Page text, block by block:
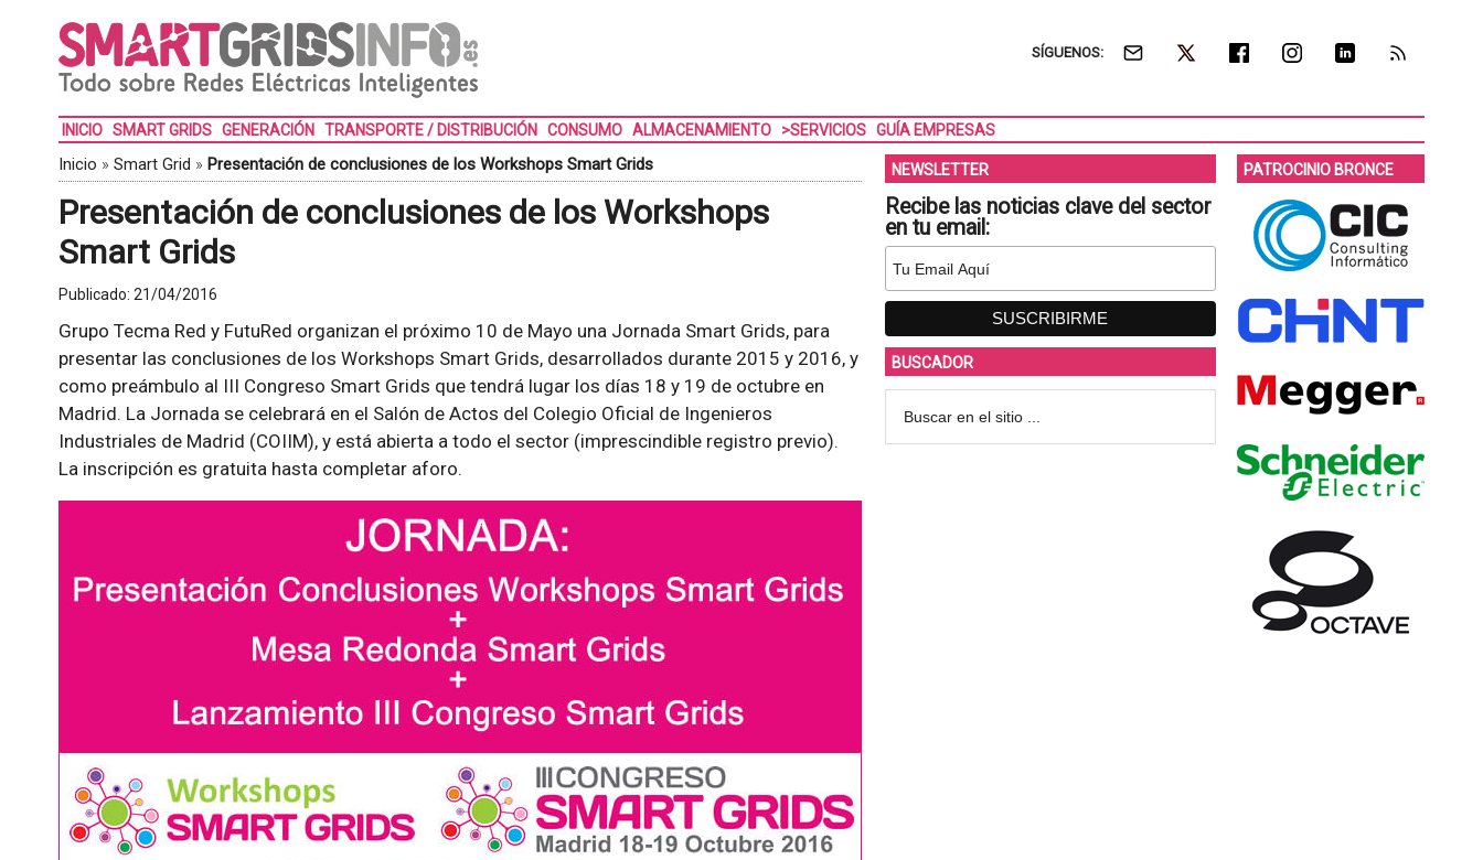
SÍGUENOS:
INICIO SMART GRIDS GENERACIÓN TRANSPORTE / DISTRIBUCIÓN CONSUMO ALMACENAMIENTO >SERVICIOS GUÍA EMPRESAS
Inicio » Smart Grid » Presentación de conclusiones de los Workshops Smart Grids
Presentación de conclusiones de los Workshops
Smart Grids
Publicado: 21/04/2016
Grupo Tecma Red y FutuRed organizan el próximo 10 de Mayo una Jornada Smart Grids, para
presentar las conclusiones de los Workshops Smart Grids, desarrollados durante 2015 y 2016, y
como preámbulo al III Congreso Smart Grids que tendrá lugar los días 18 y 19 de octubre en
Madrid. La Jornada se celebrará en el Salón de Actos del Colegio Oficial de Ingenieros
Industriales de Madrid (COIIM), y está abierta a todo el sector (imprescindible registro previo).
La inscripción es gratuita hasta completar aforo.
NEWSLETTER
Recibe las noticias clave del sector
en tu email:
BUSCADOR
PATROCINIO BRONCE